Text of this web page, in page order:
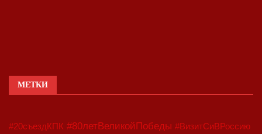
МЕТКИ
#20съездКПК #80летВеликойПобеды #ВизитСиВРоссию